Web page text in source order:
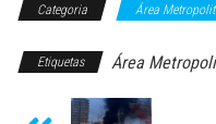
Categoria Área
Etiquetas Área